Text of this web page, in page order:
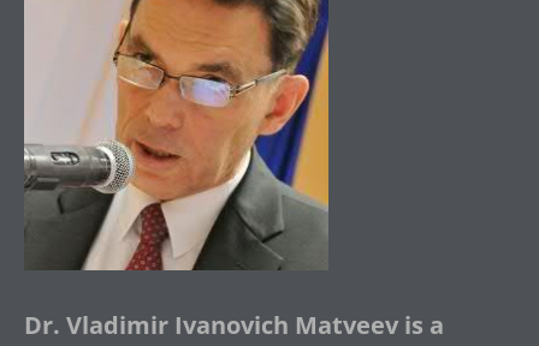
Dr. Vladimir Ivanovich Matveev is a